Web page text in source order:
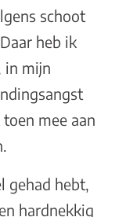
schoot
heb ik
in mijn
mee aan
gehad hebt,
hardnekkig